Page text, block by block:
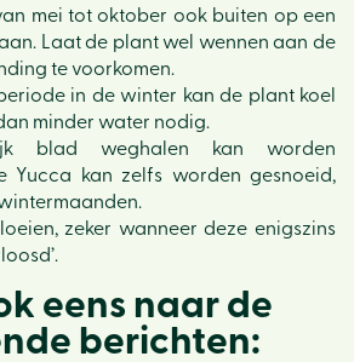
mei tot oktober ook buiten op een
Laat de plant wel wennen aan de
te voorkomen.
in de winter kan de plant koel
minder water nodig.
blad weghalen kan worden
Yucca kan zelfs worden gesnoeid,
zeker wanneer deze enigszins
eens naar de
berichten: